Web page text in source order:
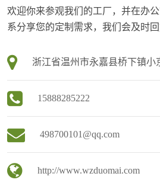
欢迎你来参观我们的工厂，并在办
系分享您的定制需求，我们会及时回
浙江省温州市永嘉县桥下镇小
15888285222
498700101@qq.com
http://www.wzduomai.com